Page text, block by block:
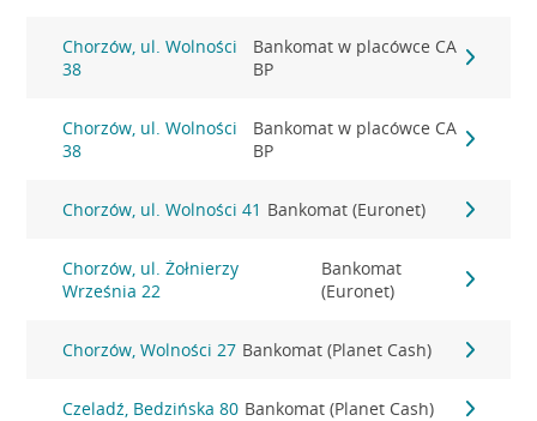
Chorzów, ul. Wolności
38
Bankomat w placówce CA
BP
Chorzów, ul. Wolności
38
Bankomat w placówce CA
BP
Chorzów, ul. Wolności 41 Bankomat (Euronet)
Chorzów, ul. Żołnierzy
Września 22
Bankomat
(Euronet)
Chorzów, Wolności 27 Bankomat (Planet Cash)
Czeladź, Bedzińska 80 Bankomat (Planet Cash)